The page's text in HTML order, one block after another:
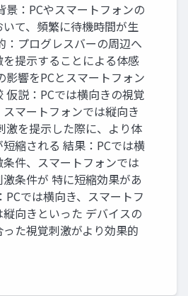
景：PCやスマートフォンの
て、頻繁に待機時間が生
：プログレスバーの周辺へ
提示することによる体感
影響をPCとスマートフォン
仮説：PCでは横向きの視覚
マートフォンでは縦向き
激を提示した際に、より体
縮される 結果：PCでは横
条件、スマートフォンでは
条件が 特に短縮効果があ
PCでは横向き、スマートフ
縦向きといった デバイスの
た視覚刺激がより効果的